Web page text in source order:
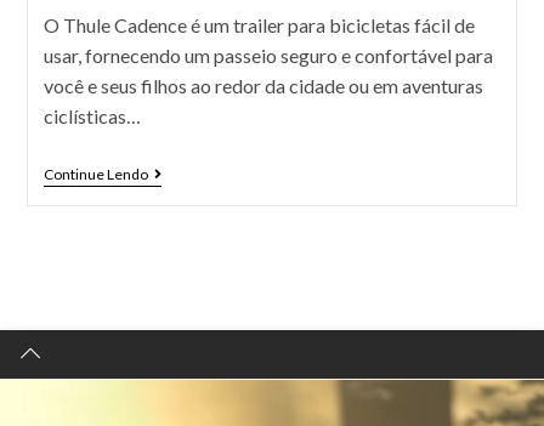
O Thule Cadence é um trailer para bicicletas fácil de
usar, fornecendo um passeio seguro e confortável para
você e seus filhos ao redor da cidade ou em aventuras
ciclísticas…
Continue Lendo